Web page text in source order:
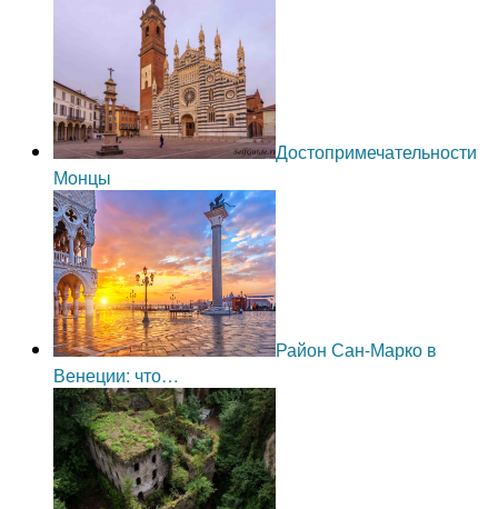
Достопримечательности
Монцы
Район Сан-Марко в
Венеции: что…